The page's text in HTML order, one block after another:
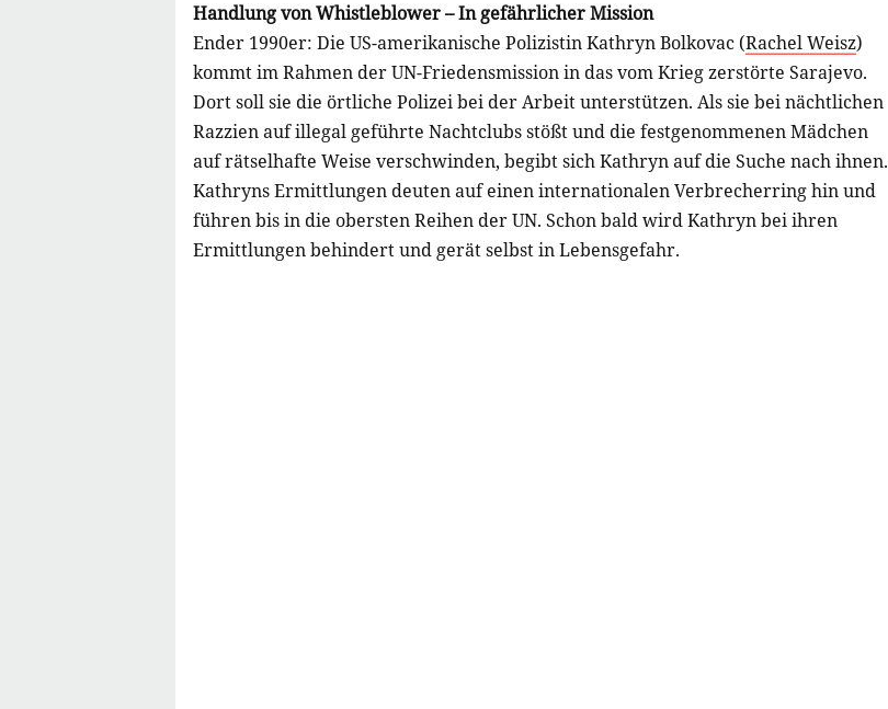
Handlung von Whistleblower – In gefährlicher Mission
Ender 1990er: Die US-amerikanische Polizistin Kathryn Bolkovac (Rachel Weisz)
kommt im Rahmen der UN-Friedensmission in das vom Krieg zerstörte Sarajevo.
Dort soll sie die örtliche Polizei bei der Arbeit unterstützen. Als sie bei nächtlichen
Razzien auf illegal geführte Nachtclubs stößt und die festgenommenen Mädchen
auf rätselhafte Weise verschwinden, begibt sich Kathryn auf die Suche nach ihnen.
Kathryns Ermittlungen deuten auf einen internationalen Verbrecherring hin und
führen bis in die obersten Reihen der UN. Schon bald wird Kathryn bei ihren
Ermittlungen behindert und gerät selbst in Lebensgefahr.